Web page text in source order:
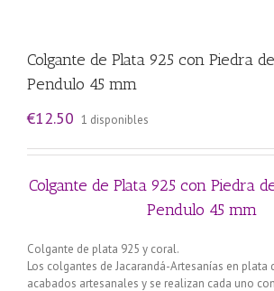
Colgante de Plata 925 con Piedra
Pendulo 45 mm
€12.50 1 disponibles
Colgante de Plata 925 con Piedra
Pendulo 45 mm
Colgante de plata 925 y coral.
Los colgantes de Jacarandá-Artesanías en plata
acabados artesanales y se realizan cada uno